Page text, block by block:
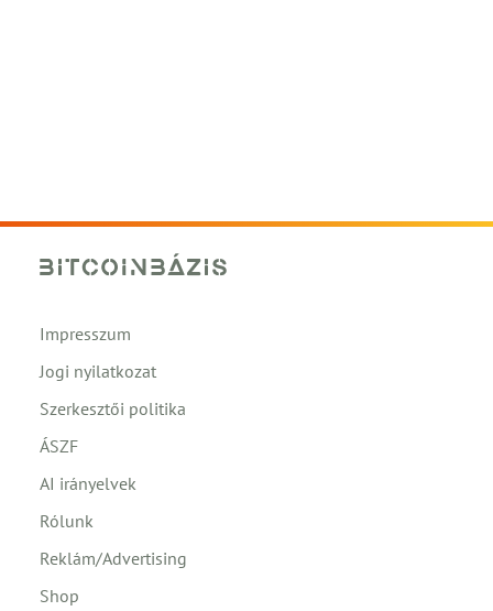
Impresszum
Jogi nyilatkozat
Szerkesztői politika
ÁSZF
AI irányelvek
Rólunk
Reklám/Advertising
Shop